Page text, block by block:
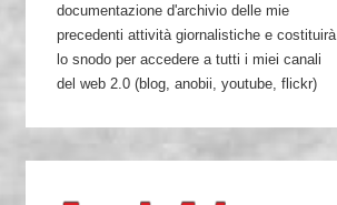
documentazione d'archivio delle mie
precedenti attività giornalistiche e costituirà
lo snodo per accedere a tutti i miei canali
del web 2.0 (blog, anobii, youtube, flickr)